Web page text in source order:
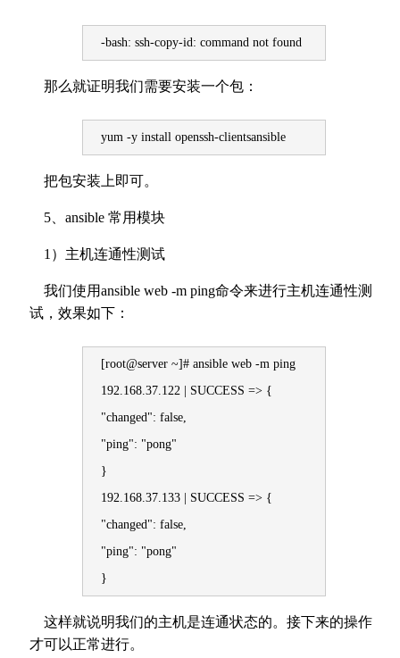
-bash: ssh-copy-id: command not found
那么就证明我们需要安装一个包：
yum -y install openssh-clientsansible
把包安装上即可。
5、ansible 常用模块
1）主机连通性测试
我们使用ansible web -m ping命令来进行主机连通性测
试，效果如下：
[root@server ~]# ansible web -m ping
192.168.37.122 | SUCCESS => {
"changed": false,
"ping": "pong"
}
192.168.37.133 | SUCCESS => {
"changed": false,
"ping": "pong"
}
这样就说明我们的主机是连通状态的。接下来的操作
才可以正常进行。